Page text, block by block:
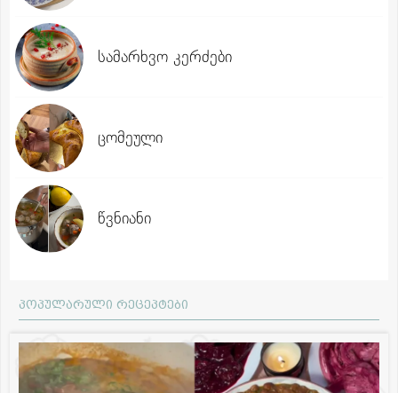
სამარხვო კერძები
ცომეული
წვნიანი
პოპულარული რეცეპტები